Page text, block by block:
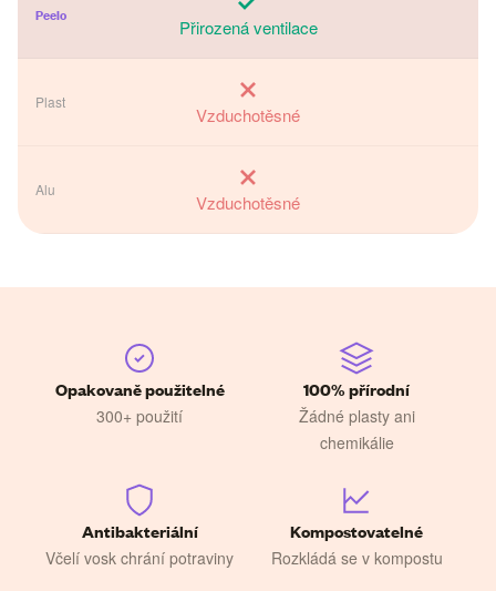
Přirozená ventilace
Vzduchotěsné
Vzduchotěsné
Opakovaně použitelné
300+ použití
100% přírodní
Žádné plasty ani
chemikálie
Antibakteriální
Včelí vosk chrání potraviny
Kompostovatelné
Rozkládá se v kompostu